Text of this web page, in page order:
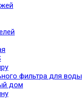
фильтра для воды
дом